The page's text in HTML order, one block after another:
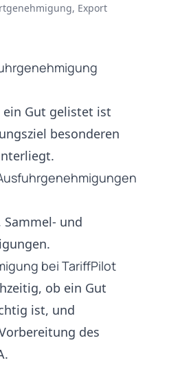
Export
ein Gut gelistet ist
besonderen
Sammel- und
bei TariffPilot
ob ein Gut
ist, und
des
.